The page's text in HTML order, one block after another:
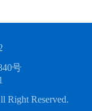
号
Right Reserved.